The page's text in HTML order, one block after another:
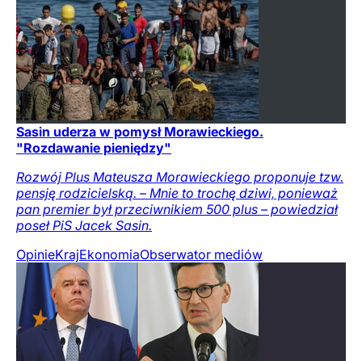
Sasin uderza w pomysł Morawieckiego.
"Rozdawanie pieniędzy"
Rozwój Plus Mateusza Morawieckiego proponuje tzw.
pensję rodzicielską. – Mnie to trochę dziwi, ponieważ
pan premier był przeciwnikiem 500 plus – powiedział
poseł PiS Jacek Sasin.
OpinieKrajEkonomiaObserwator mediów